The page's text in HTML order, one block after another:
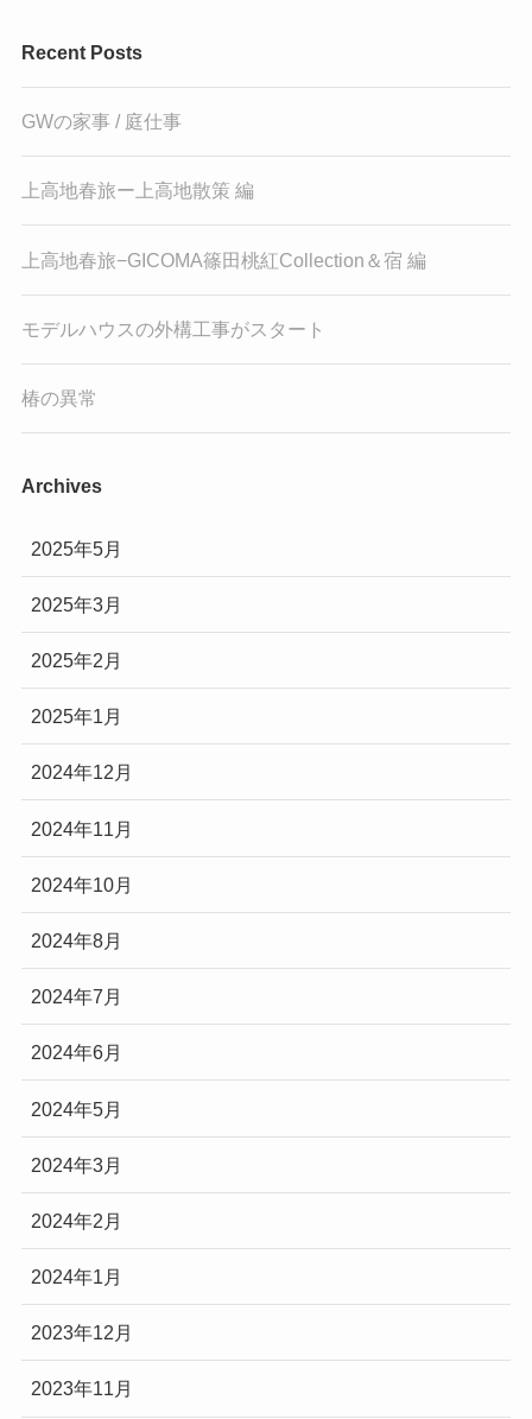
Recent Posts
GWの家事 / 庭仕事
上高地春旅ー上高地散策 編
上高地春旅−GICOMA篠田桃紅Collection＆宿 編
モデルハウスの外構工事がスタート
椿の異常
Archives
2025年5月
2025年3月
2025年2月
2025年1月
2024年12月
2024年11月
2024年10月
2024年8月
2024年7月
2024年6月
2024年5月
2024年3月
2024年2月
2024年1月
2023年12月
2023年11月